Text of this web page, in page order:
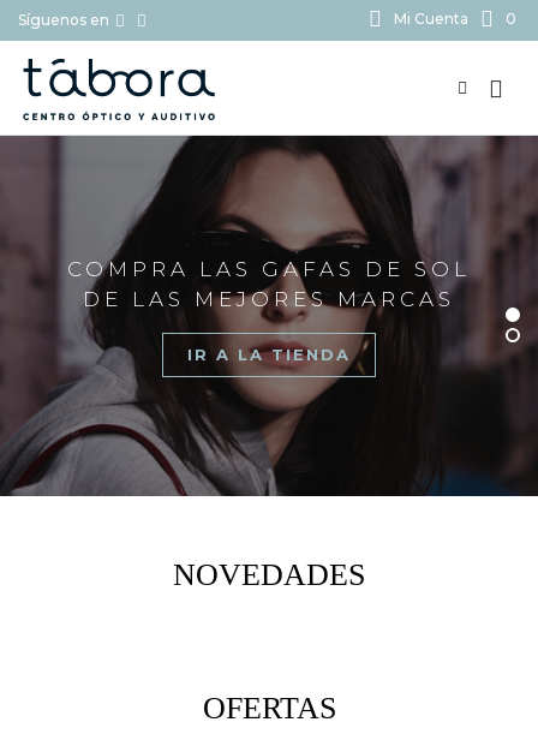
Síguenos en Mi Cuenta 0
COMPRA LAS GAFAS DE SOL
DE LAS MEJORES MARCAS
IR A LA TIENDA
NOVEDADES
OFERTAS